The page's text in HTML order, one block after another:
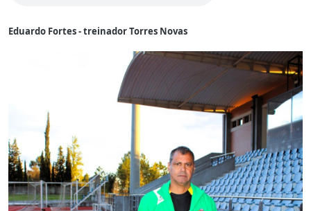
Eduardo Fortes - treinador Torres Novas